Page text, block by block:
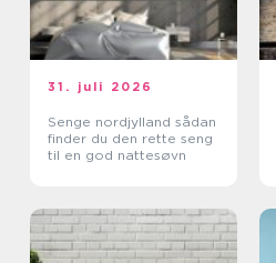
31. juli 2026
Senge nordjylland sådan
finder du den rette seng
til en god nattesøvn